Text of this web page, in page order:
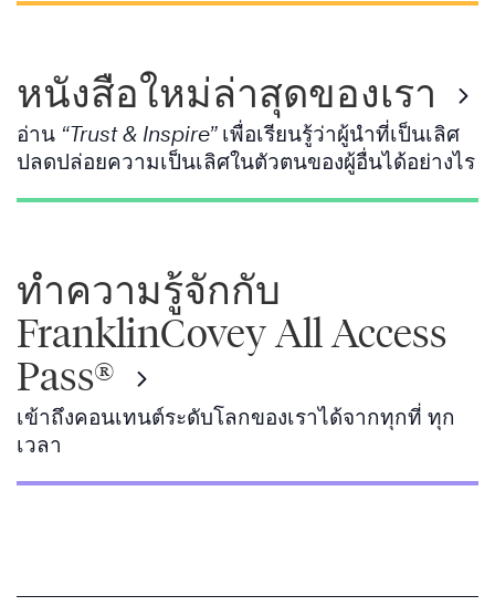
หนังสือใหม่ล่าสุดของเรา
อ่าน “Trust & Inspire”เพื่อเรียนรู้ว่าผู้นำที่เป็นเลิศ
ปลดปล่อยความเป็นเลิศในตัวตนของผู้อื่นได้อย่างไร
ทำความรู้จักกับ
FranklinCovey All Access
Pass®
เข้าถึงคอนเทนต์ระดับโลกของเราได้จากทุกที่ ทุก
เวลา